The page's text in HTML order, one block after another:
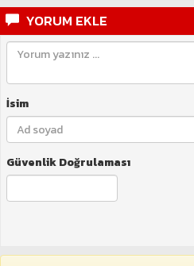
YORUM EKLE
İsim
Güvenlik Doğrulaması